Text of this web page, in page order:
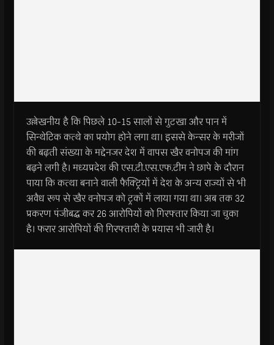
उल्लेखनीय है कि पिछले 10-15 सालों से गुटखा और पान में
सिन्थेटिक कत्थे का प्रयोग होने लगा था। इससे केन्सर के मरीजों
की बढ़ती संख्या के मद्देनजर देश में वापस खैर वनोपज की मांग
बढ़ने लगी है। मध्यप्रदेश की एस.टी.एस.एफ.टीम ने छापे के दौरान
पाया कि कत्था बनाने वाली फैक्ट्रियों में देश के अन्य राज्यों से भी
अवैध रूप से खैर वनोपज को ट्रकों में लाया गया था। अब तक 32
प्रकरण पंजीबद्ध कर 26 आरोपियों को गिरफ्तार किया जा चुका
है। फरार आरोपियों की गिरफ्तारी के प्रयास भी जारी है।